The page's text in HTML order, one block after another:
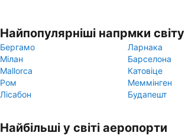
Найпопулярніші напрмки світу
Бергамо
Ларнака
Мілан
Барселона
Mallorca
Катовіце
Ром
Меммінген
Лісабон
Будапешт
Найбільші у світі аеропорти